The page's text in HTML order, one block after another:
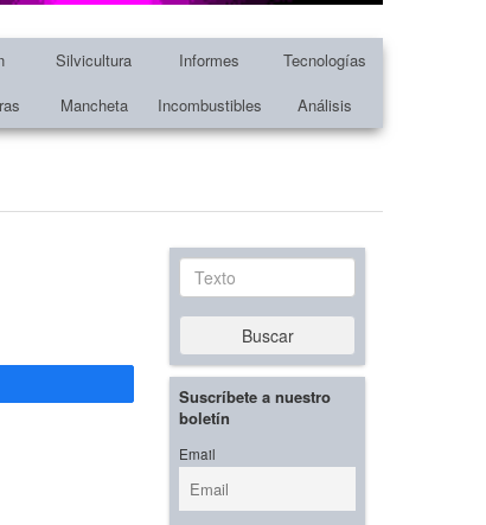
Silvicultura Informes
Tecnologías
Mancheta Incombustibles Análisis
Texto
Buscar
Suscríbete a nuestro
boletín
Email